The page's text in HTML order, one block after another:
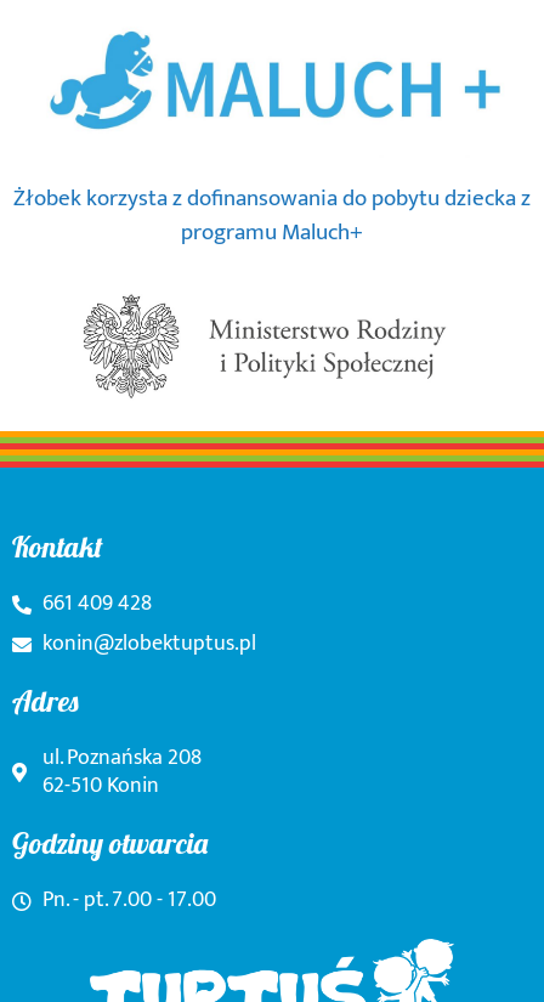
Żłobek korzysta z dofinansowania do pobytu dziecka z
programu Maluch+
Kontakt
661 409 428
konin@zlobektuptus.pl
Adres
ul. Poznańska 208
62-510 Konin
Godziny otwarcia
Pn. - pt. 7.00 - 17.00